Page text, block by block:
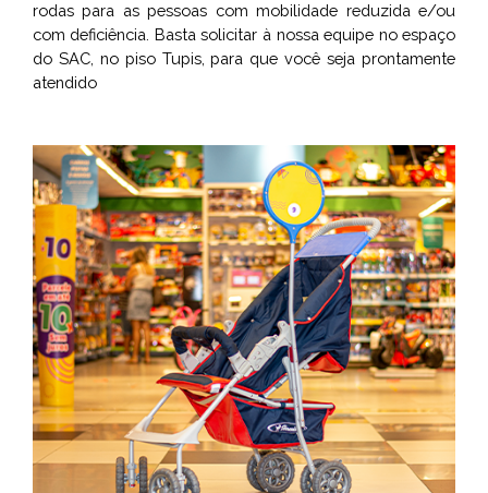
rodas para as pessoas com mobilidade reduzida e/ou
com deficiência. Basta solicitar à nossa equipe no espaço
do SAC, no piso Tupis, para que você seja prontamente
atendido